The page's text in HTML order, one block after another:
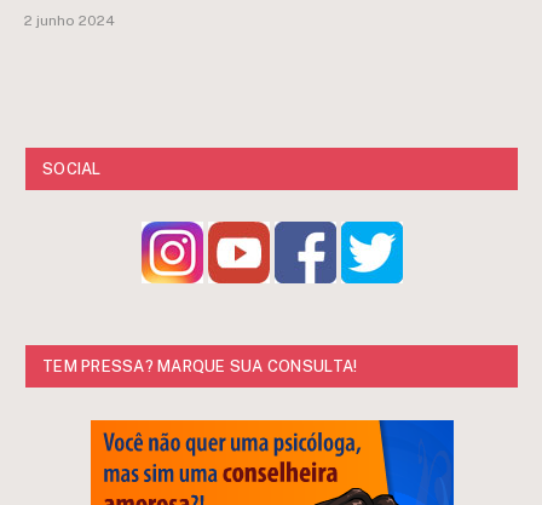
2 junho 2024
SOCIAL
TEM PRESSA? MARQUE SUA CONSULTA!